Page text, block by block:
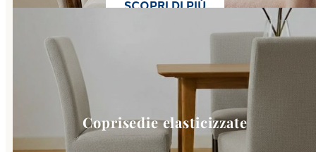
SCOPRI DI PIÙ
Coprisedie
Coprisedie elasticizzate